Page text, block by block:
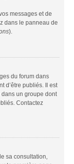
messages et de
dans le panneau de
).
du forum dans
d’être publiés. Il est
un groupe dont
Contactez
sa consultation,